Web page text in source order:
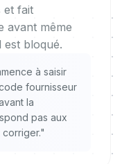
et fait
avant même
est bloqué.
à saisir
fournisseur
la
pas aux